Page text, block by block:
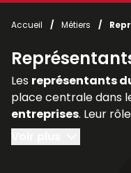
le sous-menu Vos
le sous-menu Vos
Accueil / Métiers /
Les représentants
place centrale dans
entreprises. Leur
et intérêts des
préoccupations